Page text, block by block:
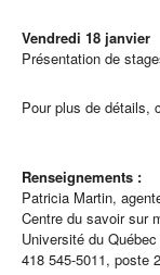
Vendredi 18 janvier
Présentation de
Pour plus de détails,
Renseignements :
Patricia Martin,
Centre du savoir sur
Université du
418 545-5011, poste